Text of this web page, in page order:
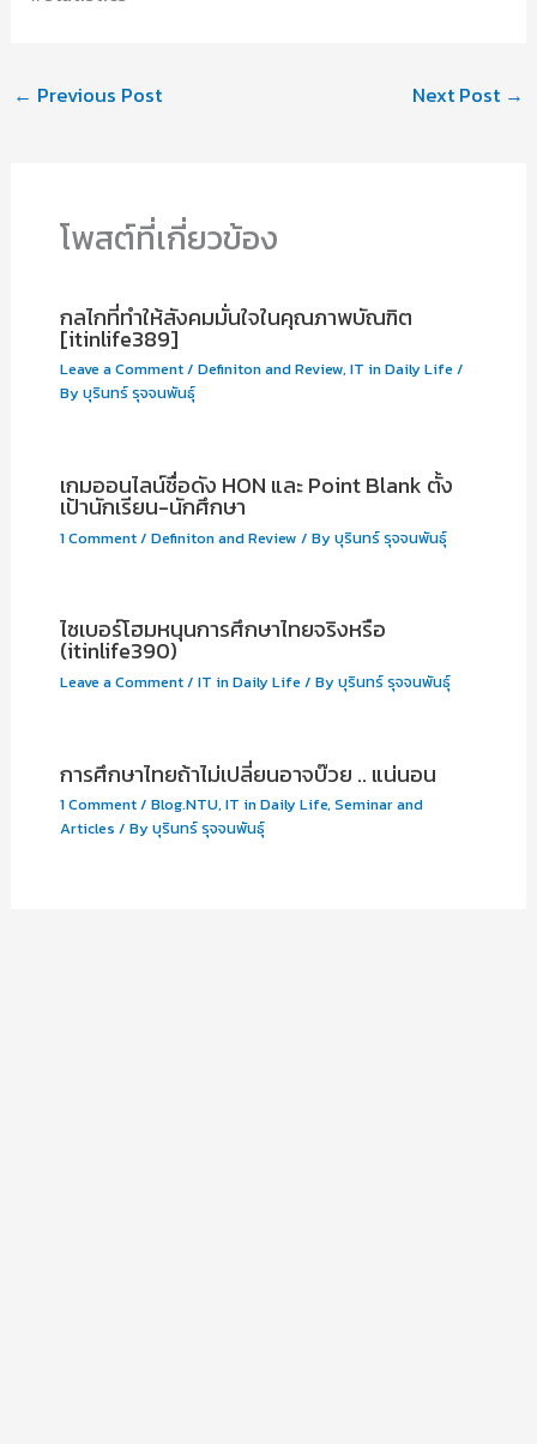
← Previous Post Next Post →
โพสต์ที่เกี่ยวข้อง
กลไกที่ทำให้สังคมมั่นใจในคุณภาพบัณฑิต
[itinlife389]
Leave a Comment/ Definiton and Review, IT in Daily Life/
Byบุรินทร์ รุจจนพันธุ์
เกมออนไลน์ชื่อดัง HON และ Point Blank ตั้ง
เป้านักเรียน-นักศึกษา
1 Comment/ Definiton and Review / Byบุรินทร์ รุจจนพันธุ์
ไซเบอร์โฮมหนุนการศึกษาไทยจริงหรือ
(itinlife390)
Leave a Comment/ IT in Daily Life/ Byบุรินทร์ รุจจนพันธุ์
การศึกษาไทยถ้าไม่เปลี่ยนอาจบ๊วย .. แน่นอน
1 Comment/ Blog.NTU, IT in Daily Life, Seminar and
Articles / Byบุรินทร์ รุจจนพันธุ์